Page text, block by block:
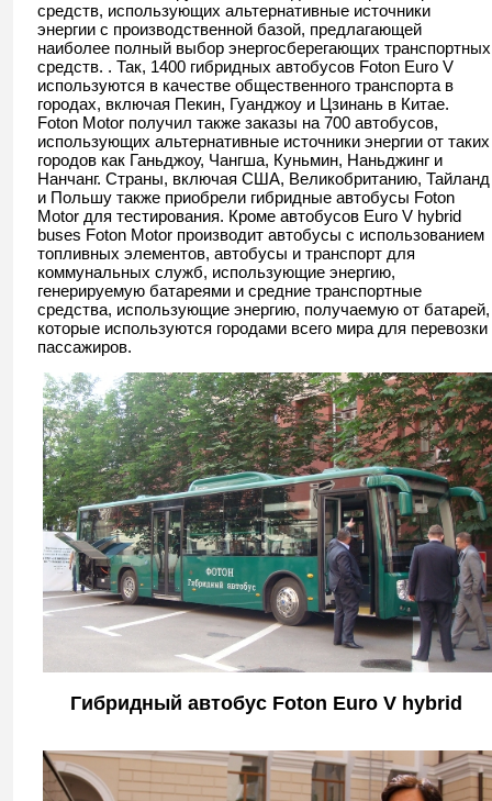
средств, использующих альтернативные источники
энергии с производственной базой, предлагающей
наиболее полный выбор энергосберегающих транспортных
средств. . Так, 1400 гибридных автобусов Foton Euro V
используются в качестве общественного транспорта в
городах, включая Пекин, Гуанджоу и Цзинань в Китае.
Foton Motor получил также заказы на 700 автобусов,
использующих альтернативные источники энергии от таких
городов как Ганьджоу, Чангша, Куньмин, Наньджинг и
Нанчанг. Страны, включая США, Великобританию, Тайланд
и Польшу также приобрели гибридные автобусы Foton
Motor для тестирования. Кроме автобусов Euro V hybrid
buses Foton Motor производит автобусы с использованием
топливных элементов, автобусы и транспорт для
коммунальных служб, использующие энергию,
генерируемую батареями и средние транспортные
средства, использующие энергию, получаемую от батарей,
которые используются городами всего мира для перевозки
пассажиров.
Гибридный автобус Foton Euro V hybrid